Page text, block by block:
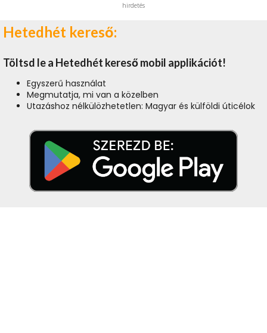
hirdetés
Hetedhét kereső:
Töltsd le a Hetedhét kereső mobil applikációt!
Egyszerű használat
Megmutatja, mi van a közelben
Utazáshoz nélkülözhetetlen: Magyar és külföldi úticélok